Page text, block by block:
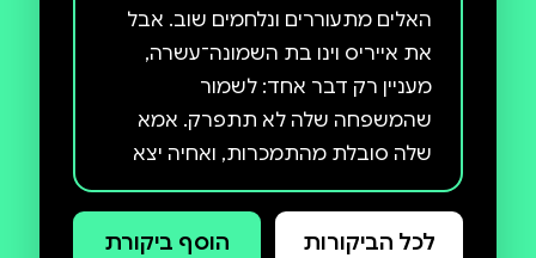
האלים מתעוררים ונלחמים שוב. אבל
את אייריס וינו בת השמונה־עשרה,
מעניין רק דבר אחד: לשמור
שהמשפחה שלה לא תתפרק. אמא
שלה סובלת מהתמכרות, ואחיה יצא
להילחם בחזית וכעת נעדר.ההימור הכי
טוב שלה הוא לזכות בקידום בעיתון
לכל הביקורות הוסף ביקורת